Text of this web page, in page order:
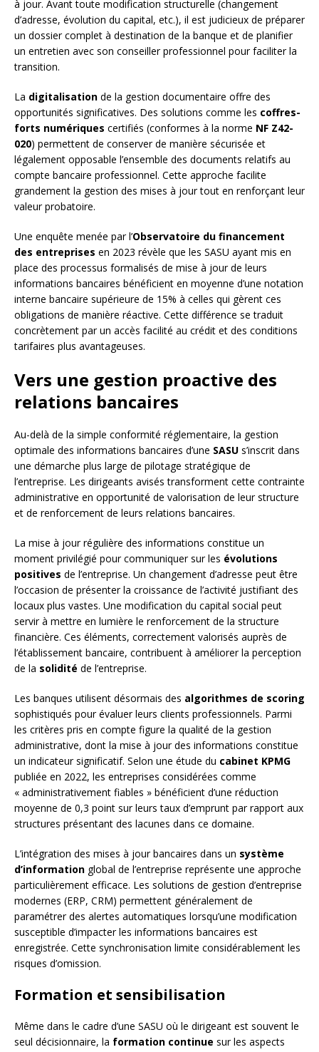
à jour. Avant toute modification structurelle (changement
d’adresse, évolution du capital, etc.), il est judicieux de préparer
un dossier complet à destination de la banque et de planifier
un entretien avec son conseiller professionnel pour faciliter la
transition.
La digitalisation de la gestion documentaire offre des
opportunités significatives. Des solutions comme les coffres-
forts numériques certifiés (conformes à la norme NF Z42-
020) permettent de conserver de manière sécurisée et
légalement opposable l’ensemble des documents relatifs au
compte bancaire professionnel. Cette approche facilite
grandement la gestion des mises à jour tout en renforçant leur
valeur probatoire.
Une enquête menée par l’Observatoire du financement
des entreprises en 2023 révèle que les SASU ayant mis en
place des processus formalisés de mise à jour de leurs
informations bancaires bénéficient en moyenne d’une notation
interne bancaire supérieure de 15% à celles qui gèrent ces
obligations de manière réactive. Cette différence se traduit
concrètement par un accès facilité au crédit et des conditions
tarifaires plus avantageuses.
Vers une gestion proactive des
relations bancaires
Au-delà de la simple conformité réglementaire, la gestion
optimale des informations bancaires d’une SASU s’inscrit dans
une démarche plus large de pilotage stratégique de
l’entreprise. Les dirigeants avisés transforment cette contrainte
administrative en opportunité de valorisation de leur structure
et de renforcement de leurs relations bancaires.
La mise à jour régulière des informations constitue un
moment privilégié pour communiquer sur les évolutions
positives de l’entreprise. Un changement d’adresse peut être
l’occasion de présenter la croissance de l’activité justifiant des
locaux plus vastes. Une modification du capital social peut
servir à mettre en lumière le renforcement de la structure
financière. Ces éléments, correctement valorisés auprès de
l’établissement bancaire, contribuent à améliorer la perception
de la solidité de l’entreprise.
Les banques utilisent désormais des algorithmes de scoring
sophistiqués pour évaluer leurs clients professionnels. Parmi
les critères pris en compte figure la qualité de la gestion
administrative, dont la mise à jour des informations constitue
un indicateur significatif. Selon une étude du cabinet KPMG
publiée en 2022, les entreprises considérées comme
« administrativement fiables » bénéficient d’une réduction
moyenne de 0,3 point sur leurs taux d’emprunt par rapport aux
structures présentant des lacunes dans ce domaine.
L’intégration des mises à jour bancaires dans un système
d’information global de l’entreprise représente une approche
particulièrement efficace. Les solutions de gestion d’entreprise
modernes (ERP, CRM) permettent généralement de
paramétrer des alertes automatiques lorsqu’une modification
susceptible d’impacter les informations bancaires est
enregistrée. Cette synchronisation limite considérablement les
risques d’omission.
Formation et sensibilisation
Même dans le cadre d’une SASU où le dirigeant est souvent le
seul décisionnaire, la formation continue sur les aspects